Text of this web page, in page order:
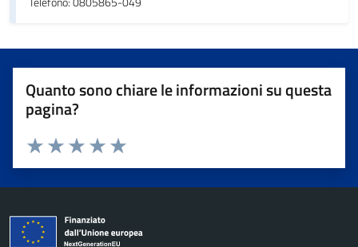
Quanto sono chiare le informazioni su questa
pagina?
Valuta da 1 a 5 stelle la pagina
Valuta 5 stelle su 5
Valuta 4 stelle su 5
Valuta 3 stelle su 5
Valuta 2 stelle su 5
Valuta 1 stelle su 5